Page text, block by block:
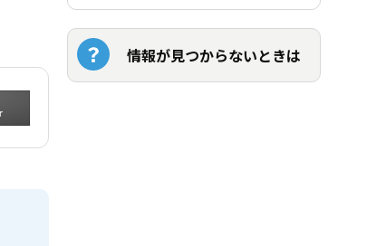
情報が見つからないときは